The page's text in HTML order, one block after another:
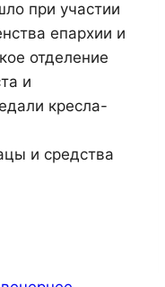
при участии
епархии и
отделение
и
кресла-
и средства